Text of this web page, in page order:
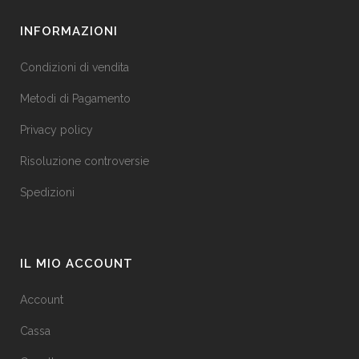
INFORMAZIONI
Condizioni di vendita
Metodi di Pagamento
Privacy policy
Risoluzione controversie
Spedizioni
IL MIO ACCOUNT
Account
Cassa